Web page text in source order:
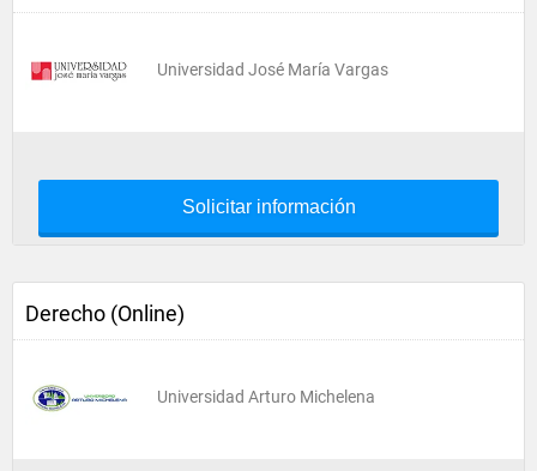
Universidad José María Vargas
Solicitar información
Derecho (Online)
Universidad Arturo Michelena